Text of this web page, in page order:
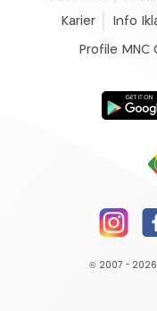
Karier Info
Profile MNC
© 2007 - 2026